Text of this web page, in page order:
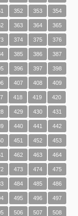
352 353 354
363 364 365
374 375 376
385 386 387
396 397 398
407 408 409
418 419 420
429 430 431
440 441 442
451 452 453
462 463 464
473 474 475
484 485 486
495 496 497
506 507 508